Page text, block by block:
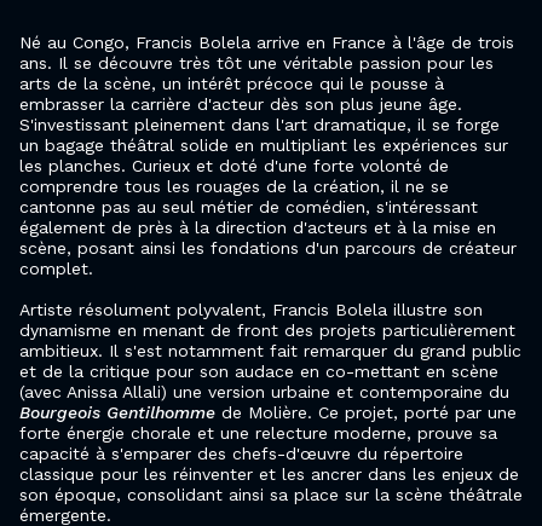
Né au Congo, Francis Bolela arrive en France à l'âge de trois
ans. Il se découvre très tôt une véritable passion pour les
arts de la scène, un intérêt précoce qui le pousse à
embrasser la carrière d'acteur dès son plus jeune âge.
S'investissant pleinement dans l'art dramatique, il se forge
un bagage théâtral solide en multipliant les expériences sur
les planches. Curieux et doté d'une forte volonté de
comprendre tous les rouages de la création, il ne se
cantonne pas au seul métier de comédien, s'intéressant
également de près à la direction d'acteurs et à la mise en
scène, posant ainsi les fondations d'un parcours de créateur
complet.
Artiste résolument polyvalent, Francis Bolela illustre son
dynamisme en menant de front des projets particulièrement
ambitieux. Il s'est notamment fait remarquer du grand public
et de la critique pour son audace en co-mettant en scène
(avec Anissa Allali) une version urbaine et contemporaine du
Bourgeois Gentilhomme de Molière. Ce projet, porté par une
forte énergie chorale et une relecture moderne, prouve sa
capacité à s'emparer des chefs-d'œuvre du répertoire
classique pour les réinventer et les ancrer dans les enjeux de
son époque, consolidant ainsi sa place sur la scène théâtrale
émergente.